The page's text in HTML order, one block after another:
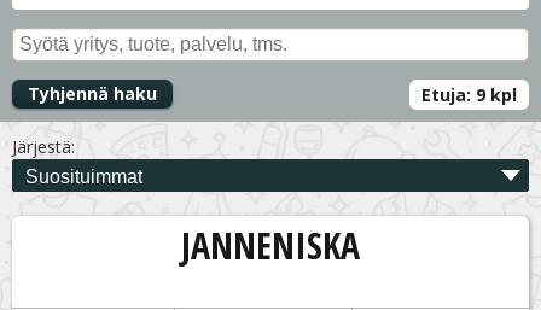
Tyhjennä haku Etuja: 9 kpl
Järjestä:
JANNENISKA